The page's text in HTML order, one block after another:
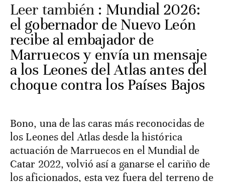
Leer también : Mundial 2026:
el gobernador de Nuevo León
recibe al embajador de
Marruecos y envía un mensaje
a los Leones del Atlas antes del
choque contra los Países Bajos
Bono, una de las caras más reconocidas de
los Leones del Atlas desde la histórica
actuación de Marruecos en el Mundial de
Catar 2022, volvió así a ganarse el cariño de
los aficionados, esta vez fuera del terreno de